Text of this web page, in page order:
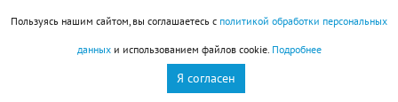
Пользуясь нашим сайтом, вы соглашаетесь с политикой обработки персональных
данныхи использованием файлов cookie. Подробнее
Я согласен